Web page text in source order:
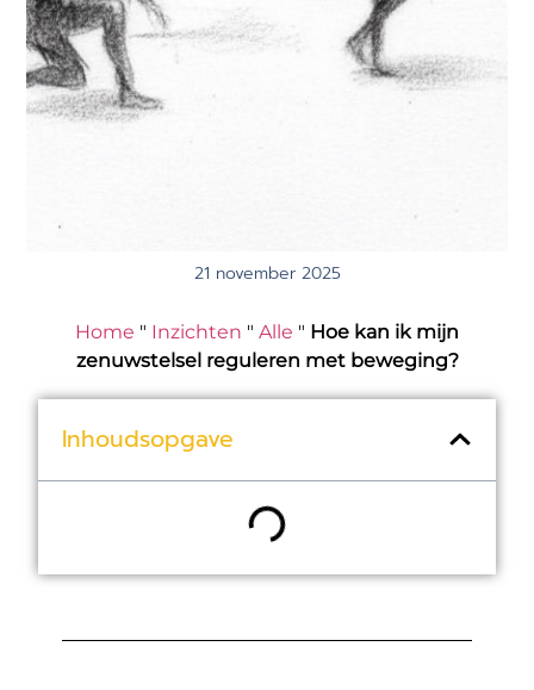
21 november 2025
Home " Inzichten " Alle " Hoe kan ik mijn
zenuwstelsel reguleren met beweging?
Inhoudsopgave